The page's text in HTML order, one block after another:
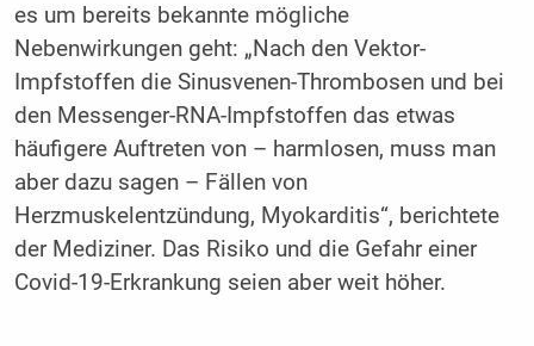
es um bereits bekannte mögliche
Nebenwirkungen geht: „Nach den Vektor-
Impfstoffen die Sinusvenen-Thrombosen und bei
den Messenger-RNA-Impfstoffen das etwas
häufigere Auftreten von – harmlosen, muss man
aber dazu sagen – Fällen von
Herzmuskelentzündung, Myokarditis“, berichtete
der Mediziner. Das Risiko und die Gefahr einer
Covid-19-Erkrankung seien aber weit höher.